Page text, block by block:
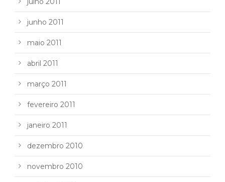
junho 2011
maio 2011
abril 2011
março 2011
fevereiro 2011
janeiro 2011
dezembro 2010
novembro 2010